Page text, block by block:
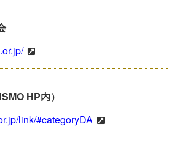
HP内）
link/#categoryDA